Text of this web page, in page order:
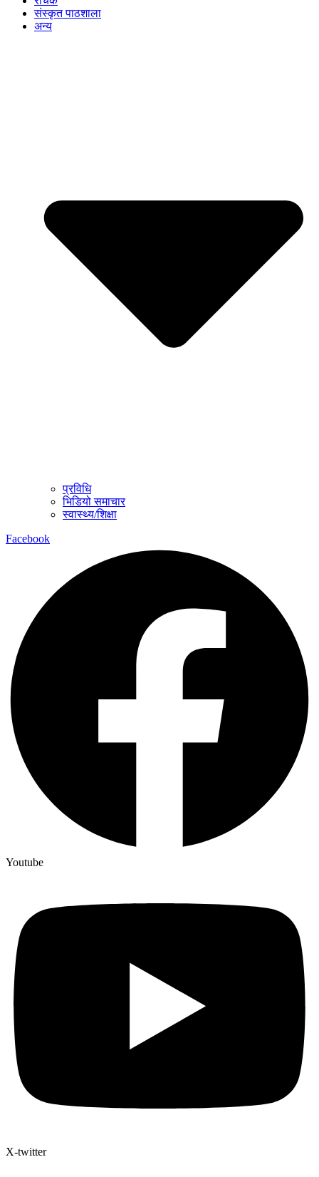
संस्कृत पाठशाला
अन्य
प्रविधि
भिडियो समाचार
स्वास्थ्य/शिक्षा
Facebook
Youtube
X-twitter